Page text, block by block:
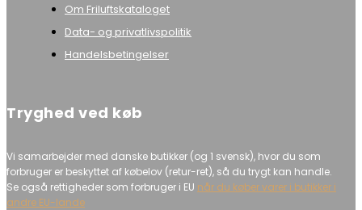
Om Friluftskataloget
Data- og privatlivspolitik
Handelsbetingelser
Tryghed ved køb
Vi samarbejder med danske butikker (og 1 svensk), hvor du som
forbruger er beskyttet af købelov (retur-ret), så du trygt kan handle.
Se også rettigheder som forbruger i EU når du køber varer i butikker i
andre EU-lande